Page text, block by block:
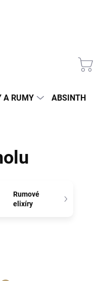
A RUMY ABSINTH
Rumové
elixíry